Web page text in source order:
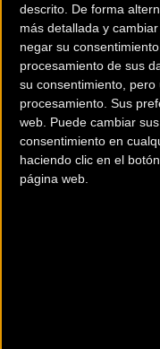
descrito. De forma
más detallada y
negar su consentimiento.
procesamiento de sus
su consentimiento,
procesamiento. Sus
web. Puede cambiar
consentimiento en
haciendo clic en el
página web.
sociales, como a los
electrónico.
Más info. de este evento
Se celebra el